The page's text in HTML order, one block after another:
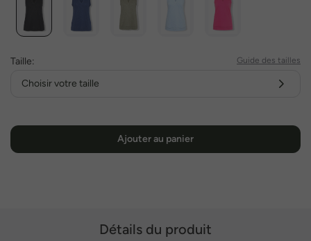
Taille: Guide des tailles
Choisir votre taille
Ajouter au panier
Détails du produit